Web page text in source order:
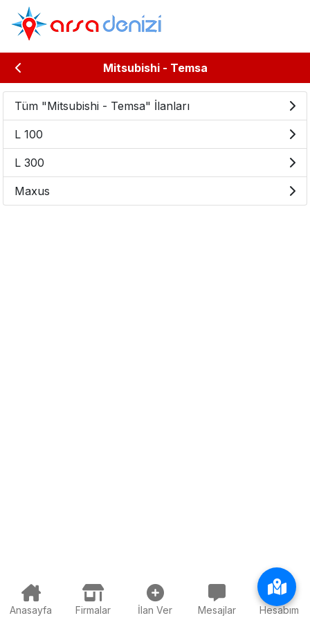
Mitsubishi - Temsa
Tüm "Mitsubishi - Temsa" İlanları
L 100
L 300
Maxus
Anasayfa Firmalar İlan Ver Mesajlar Hesabım